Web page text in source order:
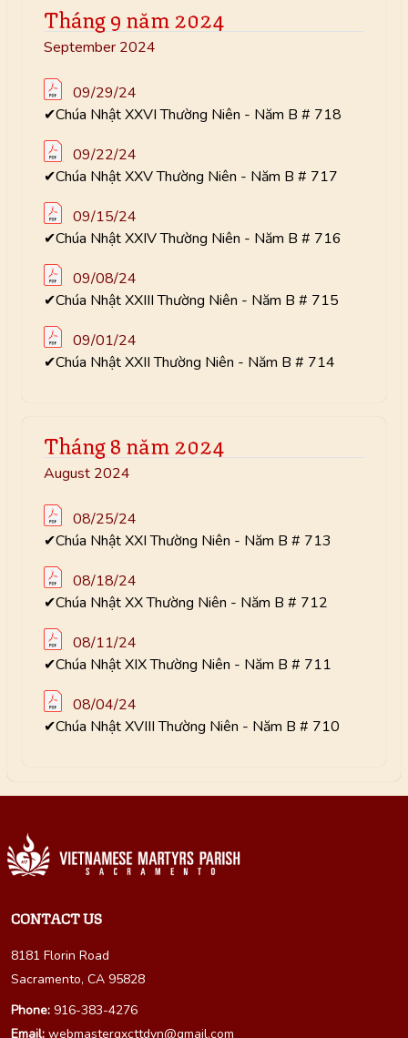
Tháng 9 năm 2024
September 2024
09/29/24
✔Chúa Nhật XXVI Thường Niên - Năm B # 718
09/22/24
✔Chúa Nhật XXV Thường Niên - Năm B # 717
09/15/24
✔Chúa Nhật XXIV Thường Niên - Năm B # 716
09/08/24
✔Chúa Nhật XXIII Thường Niên - Năm B # 715
09/01/24
✔Chúa Nhật XXII Thường Niên - Năm B # 714
Tháng 8 năm 2024
August 2024
08/25/24
✔Chúa Nhật XXI Thường Niên - Năm B # 713
08/18/24
✔Chúa Nhật XX Thường Niên - Năm B # 712
08/11/24
✔Chúa Nhật XIX Thường Niên - Năm B # 711
08/04/24
✔Chúa Nhật XVIII Thường Niên - Năm B # 710
CONTACT US
8181 Florin Road
Sacramento, CA 95828
Phone: 916-383-4276
Email: webmastergxcttdvn@gmail.com